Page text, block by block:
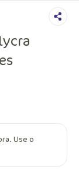
Use o